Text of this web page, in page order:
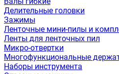
Делительные головки
Зажимы
Ленточные мини-пилы и
Ленты для ленточных пил
Микро-отвертки
Многофункциональные
Наборы инструмента